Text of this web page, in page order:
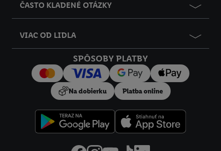
ČASTO KLADENÉ OTÁZKY
VIAC OD LIDLA
SPÔSOBY PLATBY
Na dobierku Platba online